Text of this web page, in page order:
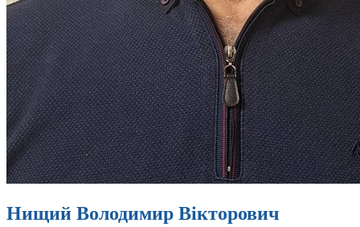
Нищий Володимир Вікторович